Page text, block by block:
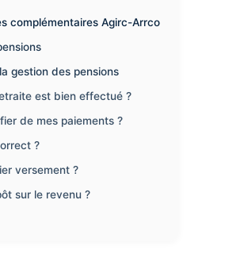
complémentaires Agirc-Arrco
gestion des pensions
est bien effectué ?
de mes paiements ?
?
versement ?
sur le revenu ?